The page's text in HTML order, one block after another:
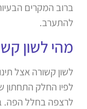
ברוב המקרים
להתערב.
מהי לשון
לשון קשורה אצל
לפיו החלק התחתון
לרצפה בחלל הפה.